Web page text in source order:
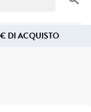
DI ACQUISTO